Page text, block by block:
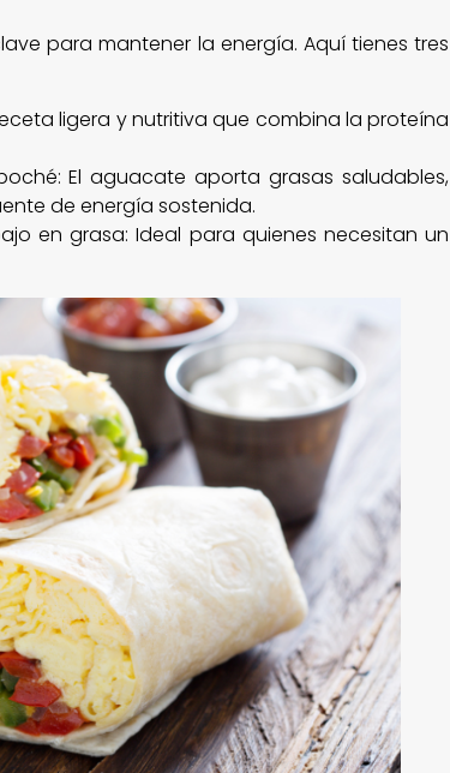
para mantener la energía. Aquí tienes tres
ligera y nutritiva que combina la proteína
El aguacate aporta grasas saludables,
de energía sostenida.
en grasa: Ideal para quienes necesitan un